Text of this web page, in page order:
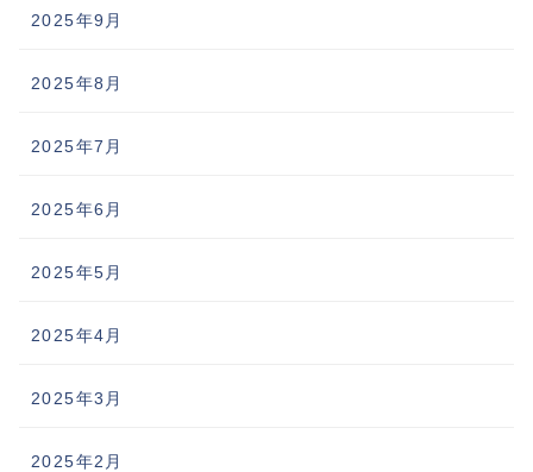
2025年9月
2025年8月
2025年7月
2025年6月
2025年5月
2025年4月
2025年3月
2025年2月